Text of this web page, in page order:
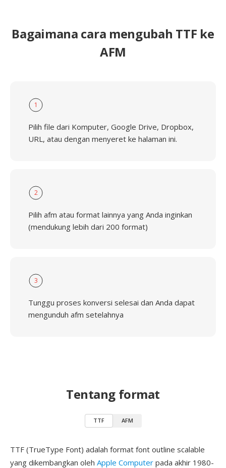
Bagaimana cara mengubah TTF ke
AFM
1
Pilih file dari Komputer, Google Drive, Dropbox,
URL, atau dengan menyeret ke halaman ini.
2
Pilih afm atau format lainnya yang Anda inginkan
(mendukung lebih dari 200 format)
3
Tunggu proses konversi selesai dan Anda dapat
mengunduh afm setelahnya
Tentang format
TTF AFM
TTF (TrueType Font) adalah format font outline scalable
yang dikembangkan oleh Apple Computer pada akhir 1980-